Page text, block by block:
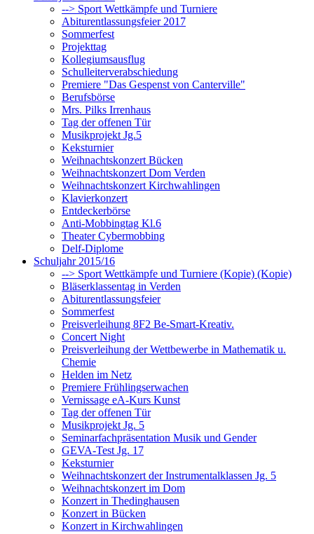
--> Sport Wettkämpfe und Turniere
Abiturentlassungsfeier 2017
Sommerfest
Projekttag
Kollegiumsausflug
Schulleiterverabschiedung
Premiere "Das Gespenst von Canterville"
Berufsbörse
Mrs. Pilks Irrenhaus
Tag der offenen Tür
Musikprojekt Jg.5
Keksturnier
Weihnachtskonzert Bücken
Weihnachtskonzert Dom Verden
Weihnachtskonzert Kirchwahlingen
Klavierkonzert
Entdeckerbörse
Anti-Mobbingtag Kl.6
Theater Cybermobbing
Delf-Diplome
Schuljahr 2015/16
--> Sport Wettkämpfe und Turniere (Kopie) (Kopie)
Bläserklassentag in Verden
Abiturentlassungsfeier
Sommerfest
Preisverleihung 8F2 Be-Smart-Kreativ.
Concert Night
Preisverleihung der Wettbewerbe in Mathematik u.
Chemie
Helden im Netz
Premiere Frühlingserwachen
Vernissage eA-Kurs Kunst
Tag der offenen Tür
Musikprojekt Jg. 5
Seminarfachpräsentation Musik und Gender
GEVA-Test Jg. 17
Keksturnier
Weihnachtskonzert der Instrumentalklassen Jg. 5
Weihnachtskonzert im Dom
Konzert in Thedinghausen
Konzert in Bücken
Konzert in Kirchwahlingen